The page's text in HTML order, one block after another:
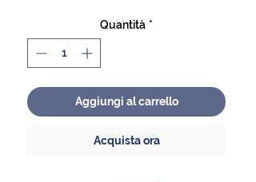
Quantità *
Aggiungi al carrello
Acquista ora